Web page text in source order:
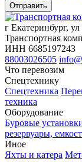
г Екатеринбург,
Транспортная
ИНН 6685197243
88003026505
Что перевозим
Спецтехнику
Спецтехника
техника
Оборудование
Буровые
резервуары,
Иное
Яхты и катера